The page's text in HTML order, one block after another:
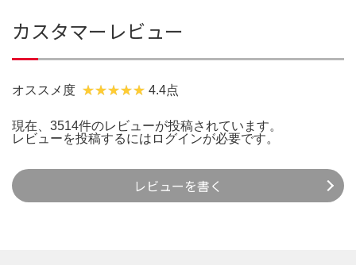
カスタマーレビュー
オススメ度 4.4点
現在、3514件のレビューが投稿されています。
レビューを投稿するには ログインが必要です。
レビューを書く